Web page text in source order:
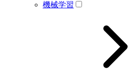
機械学習